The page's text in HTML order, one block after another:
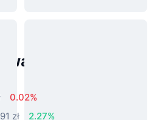
ze świata
0.02%
zł 2.27%